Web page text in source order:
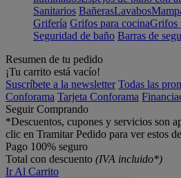
Sanitarios BañerasLavabos
Grifería Grifos para cocinaGrifos
Seguridad de baño Barras de
Resumen de tu pedido
¡Tu carrito está vacío!
Suscríbete a la newsletter Todas las
Conforama Tarjeta Conforama
Seguir Comprando
*Descuentos, cupones y servicios son
clic en Tramitar Pedido para ver estos
Pago 100% seguro
Total con descuento (IVA incluido*)
Ir Al Carrito